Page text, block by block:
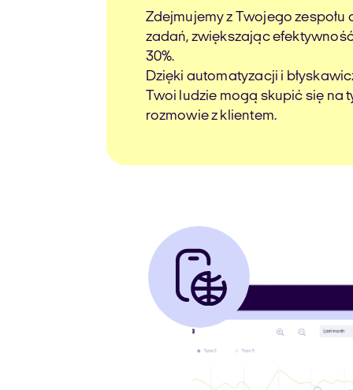
Zdejmujemy z Twojego
zadań, zwiększając
30%.
Dzięki automatyzacji i
Twoi ludzie mogą skupić się na
rozmowie z klientem.